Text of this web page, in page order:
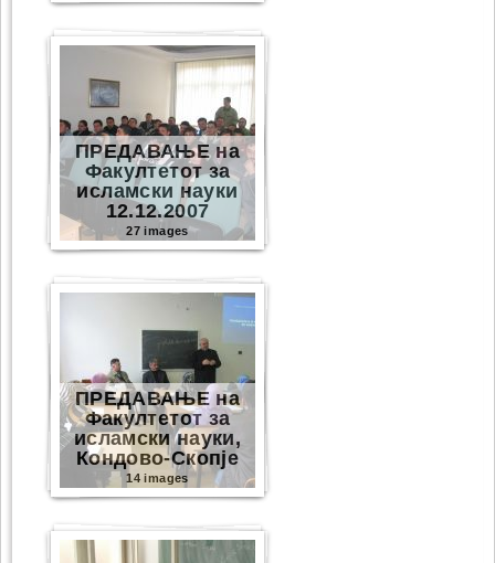
ПРЕДАВАЊЕ на
Факултетот за
исламски науки
12.12.2007
27 images
ПРЕДАВАЊЕ на
Факултетот за
исламски науки,
Кондово-Скопје
14 images